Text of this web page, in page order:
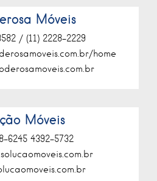
Móveis
/ (11) 2228-2229
home
Móveis
6245 4392-5732